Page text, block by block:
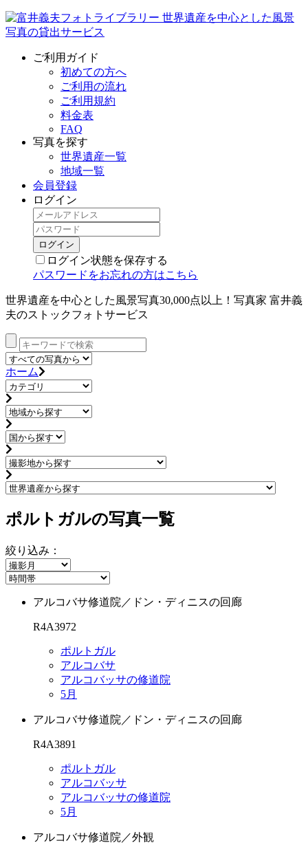
ご利用ガイド
初めての方へ
ご利用の流れ
ご利用規約
料金表
FAQ
写真を探す
世界遺産一覧
地域一覧
会員登録
ログイン
ログイン状態を保存する
パスワードをお忘れの方はこちら
世界遺産を中心とした風景写真30,000点以上！写真家 富井義
夫のストックフォトサービス
ホーム
ポルトガルの写真一覧
絞り込み：
アルコバサ修道院／ドン・ディニスの回廊
R4A3972
ポルトガル
アルコバサ
アルコバッサの修道院
5月
アルコバサ修道院／ドン・ディニスの回廊
R4A3891
ポルトガル
アルコバッサ
アルコバッサの修道院
5月
アルコバサ修道院／外観